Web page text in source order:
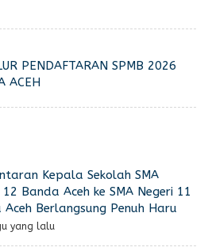
PENDAFTARAN SPMB 2026
ACEH
Kepala Sekolah SMA
12 Banda Aceh ke SMA Negeri 11
Aceh Berlangsung Penuh Haru
yang lalu